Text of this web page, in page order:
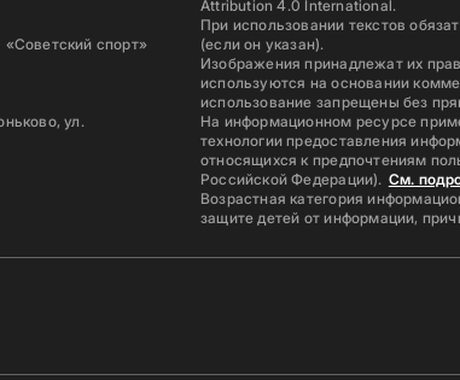
спорт»
ул.
Attribution 4.0 International.
При использовании текстов
(если он указан).
Изображения принадлежат их
используются на основании
использование запрещены без
На информационном ресурсе
технологии предоставления
относящихся к предпочтениям
Российской Федерации). См.
Возрастная категория
защите детей от информации,